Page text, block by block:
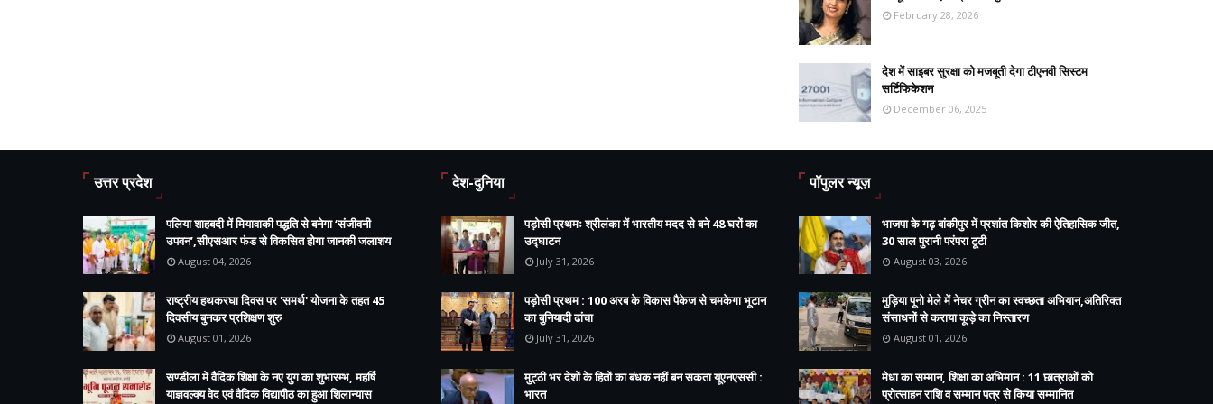
February 28, 2026
देश में साइबर सुरक्षा को मजबूती देगा टीएनवी सिस्टम
सर्टिफिकेशन
December 06, 2025
उत्तर प्रदेश
पलिया शाहबदी में मियावाकी पद्धति से बनेगा ‘संजीवनी
उपवन’,सीएसआर फंड से विकसित होगा जानकी जलाशय
August 04, 2026
राष्ट्रीय हथकरघा दिवस पर 'समर्थ' योजना के तहत 45
दिवसीय बुनकर प्रशिक्षण शुरु
August 01, 2026
सण्डीला में वैदिक शिक्षा के नए युग का शुभारम्भ, महर्षि
याज्ञवल्क्य वेद एवं वैदिक विद्यापीठ का हुआ शिलान्यास
देश-दुनिया
पड़ोसी प्रथमः श्रीलंका में भारतीय मदद से बने 48 घरों का
उद्घाटन
July 31, 2026
पड़ोसी प्रथम : 100 अरब के विकास पैकेज से चमकेगा भूटान
का बुनियादी ढांचा
July 31, 2026
मुट्ठी भर देशों के हितों का बंधक नहीं बन सकता यूएनएससी :
भारत
पॉपुलर न्यूज़
भाजपा के गढ़ बांकीपुर में प्रशांत किशोर की ऐतिहासिक जीत,
30 साल पुरानी परंपरा टूटी
August 03, 2026
मुड़िया पूनो मेले में नेचर ग्रीन का स्वच्छता अभियान,अतिरिक्त
संसाधनों से कराया कूड़े का निस्तारण
August 01, 2026
मेधा का सम्मान, शिक्षा का अभिमान : 11 छात्राओं को
प्रोत्साहन राशि व सम्मान पत्र से किया सम्मानित